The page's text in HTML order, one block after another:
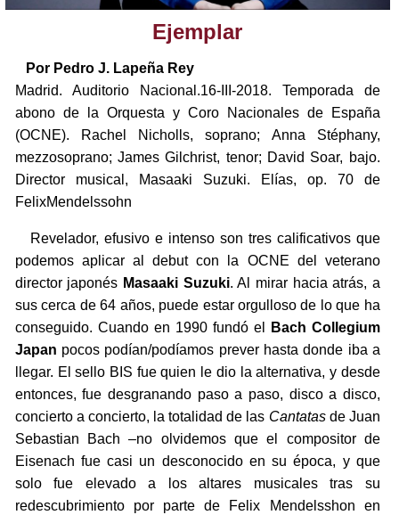
Ejemplar
Por Pedro J. Lapeña Rey
Madrid. Auditorio Nacional.16-III-2018. Temporada de
abono de la Orquesta y Coro Nacionales de España
(OCNE). Rachel Nicholls, soprano; Anna Stéphany,
mezzosoprano; James Gilchrist, tenor; David Soar, bajo.
Director musical, Masaaki Suzuki. Elías, op. 70 de
FelixMendelssohn
Revelador, efusivo e intenso son tres calificativos que
podemos aplicar al debut con la OCNE del veterano
director japonés Masaaki Suzuki. Al mirar hacia atrás, a
sus cerca de 64 años, puede estar orgulloso de lo que ha
conseguido. Cuando en 1990 fundó el
Bach Collegium
Japan pocos podían/podíamos prever hasta donde iba a
llegar. El sello BIS fue quien le dio la alternativa, y desde
entonces, fue desgranando paso a paso, disco a disco,
concierto a concierto, la totalidad de las Cantatasde Juan
Sebastian Bach –no olvidemos que el compositor de
Eisenach fue casi un desconocido en su época, y que
solo fue elevado a los altares musicales tras su
redescubrimiento por parte de Felix Mendelsshon en